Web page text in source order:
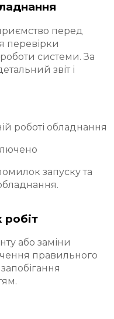
перед
перевірки
системи. За
звіт і
роботі обладнання
запуску та
або заміни
правильного